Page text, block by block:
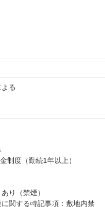
る
制度（勤続1年以上）
り（禁煙）
関する特記事項：敷地内禁